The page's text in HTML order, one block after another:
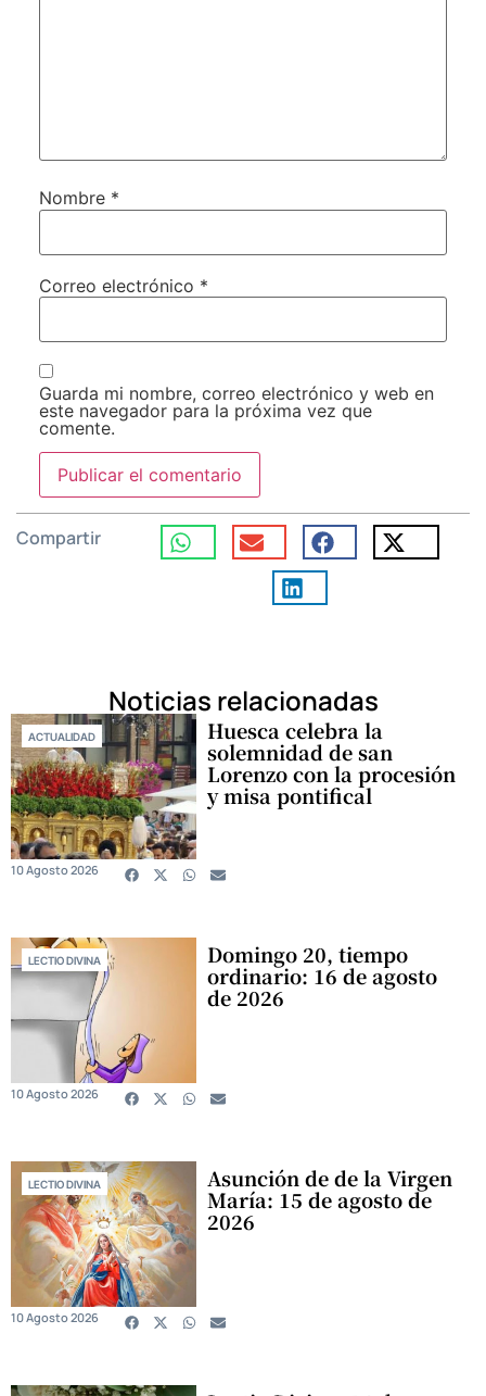
Nombre *
Correo electrónico *
Guarda mi nombre, correo electrónico y web en
este navegador para la próxima vez que
comente.
Compartir
Noticias relacionadas
ACTUALIDAD Huesca celebra la
solemnidad de san
Lorenzo con la procesión
y misa pontifical
10 Agosto 2026
LECTIO DIVINA Domingo 20, tiempo
ordinario: 16 de agosto
de 2026
10 Agosto 2026
LECTIO DIVINA Asunción de de la Virgen
María: 15 de agosto de
2026
10 Agosto 2026